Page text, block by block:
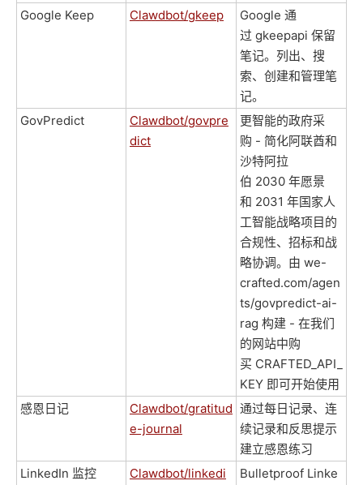
Google Keep
Clawdbot/gkeep
Google 通
过 gkeepapi 保留
笔记。列出、搜
索、创建和管理笔
记。
GovPredict
Clawdbot/govpre
dict
更智能的政府采
购 - 简化阿联酋和
沙特阿拉
伯 2030 年愿景
和 2031 年国家人
工智能战略项目的
合规性、招标和战
略协调。由 we-
crafted.com/agen
ts/govpredict-ai-
rag 构建 - 在我们
的网站中购
买 CRAFTED_API_
KEY 即可开始使用
感恩日记
Clawdbot/gratitud
e-journal
通过每日记录、连
续记录和反思提示
建立感恩练习
LinkedIn 监控
Clawdbot/linkedi
Bulletproof Linke